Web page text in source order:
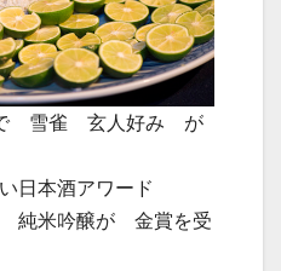
で 雪雀 玄人好み が
日本酒アワード
純米吟醸が 金賞を受